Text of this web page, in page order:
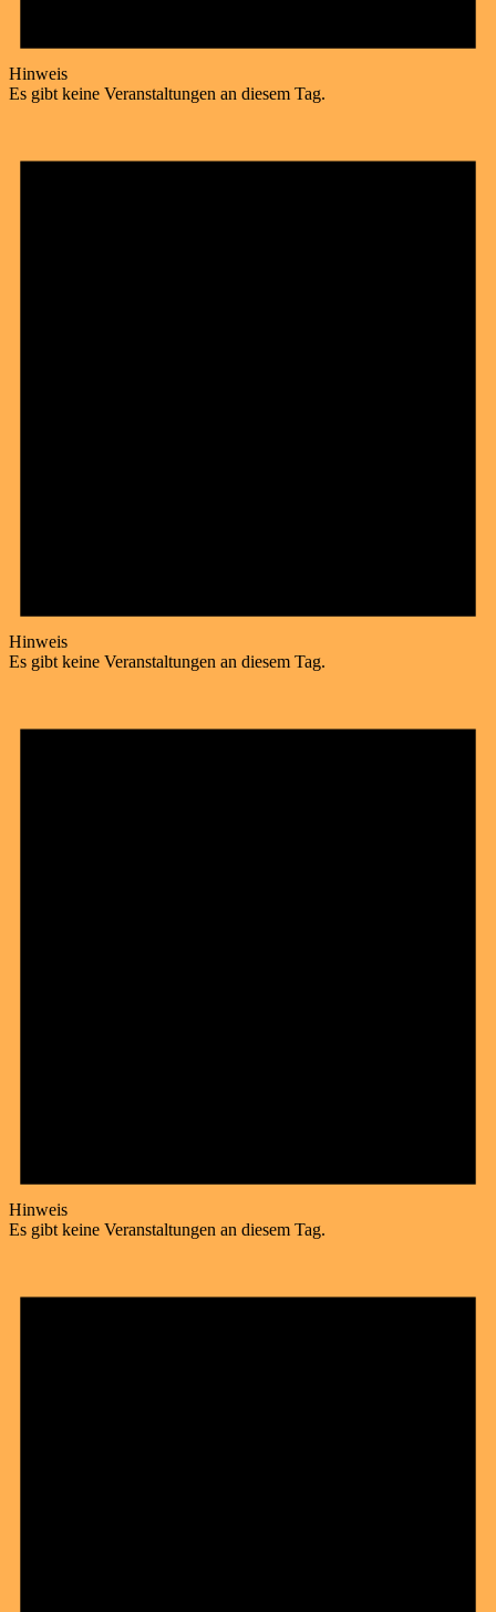
Hinweis
Es gibt keine Veranstaltungen an diesem Tag.
Hinweis
Es gibt keine Veranstaltungen an diesem Tag.
Hinweis
Es gibt keine Veranstaltungen an diesem Tag.